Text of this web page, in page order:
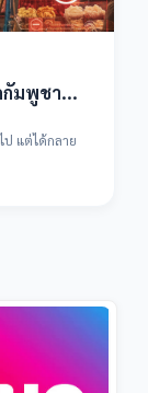
กัมพูชา...
ป แต่ได้กลาย